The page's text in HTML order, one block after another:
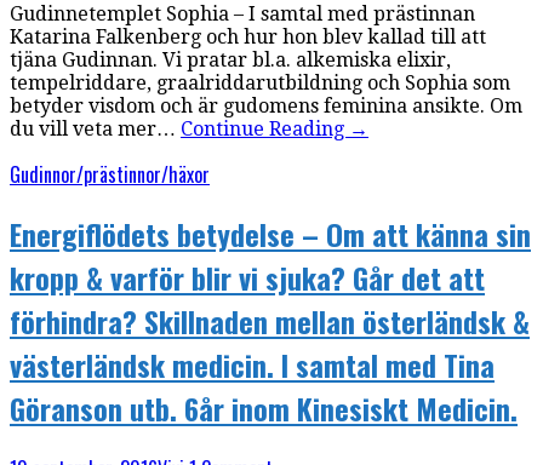
Gudinnetemplet Sophia – I samtal med prästinnan
Katarina Falkenberg och hur hon blev kallad till att
tjäna Gudinnan. Vi pratar bl.a. alkemiska elixir,
tempelriddare, graalriddarutbildning och Sophia som
betyder visdom och är gudomens feminina ansikte. Om
du vill veta mer… Continue Reading →
Gudinnor/prästinnor/häxor
Energiflödets betydelse – Om att känna sin
kropp & varför blir vi sjuka? Går det att
förhindra? Skillnaden mellan österländsk &
västerländsk medicin. I samtal med Tina
Göranson utb. 6år inom Kinesiskt Medicin.